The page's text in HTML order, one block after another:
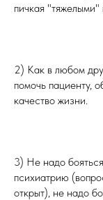
пичкая "тяжелыми"
2) Как в любом
помочь пациенту,
качество жизни.
3) Не надо
психиатрию
открыт), не надо